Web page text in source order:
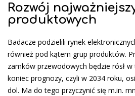
Rozwój
produktowych
Badacze podzielili rynek
również pod kątem grup produktów.
zamków przewodowych będzie rósł
koniec prognozy, czyli w 2034 roku,
dol. Ma do tego przyczynić się m.in.